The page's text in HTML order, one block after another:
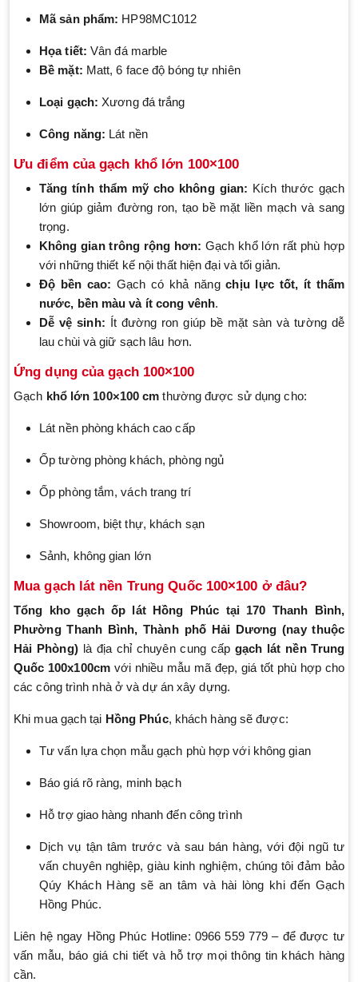
Mã sản phẩm: HP98MC1012
Họa tiết: Vân đá marble
Bề mặt: Matt, 6 face độ bóng tự nhiên
Loại gạch: Xương đá trắng
Công năng: Lát nền
Ưu điểm của gạch khổ lớn 100×100
Tăng tính thẩm mỹ cho không gian: Kích thước gạch
lớn giúp giảm đường ron, tạo bề mặt liền mạch và sang
trọng.
Không gian trông rộng hơn:Gạch khổ lớn rất phù hợp
với những thiết kế nội thất hiện đại và tối giản.
Độ bền cao:Gạch có khả năngchịu lực tốt, ít thấm
nước, bền màu và ít cong vênh.
Dễ vệ sinh: Ít đường ron giúp bề mặt sàn và tường dễ
lau chùi và giữ sạch lâu hơn.
Ứng dụng của gạch 100×100
Gạch khổ lớn 100×100 cm thường được sử dụng cho:
Lát nền phòng khách cao cấp
Ốp tường phòng khách, phòng ngủ
Ốp phòng tắm, vách trang trí
Showroom, biệt thự, khách sạn
Sảnh, không gian lớn
Mua gạch lát nền Trung Quốc 100×100 ở đâu?
Tổng kho gạch ốp lát Hồng Phúc tại 170 Thanh Bình,
Phường Thanh Bình, Thành phố Hải Dương (nay thuộc
Hải Phòng) là địa chỉ chuyên cung cấp gạch lát nền Trung
Quốc 100x100cmvới nhiều mẫu mã đẹp, giá tốt phù hợp cho
các công trình nhà ở và dự án xây dựng.
Khi mua gạch tại Hồng Phúc, khách hàng sẽ được:
Tư vấn lựa chọn mẫu gạch phù hợp với không gian
Báo giá rõ ràng, minh bạch
Hỗ trợ giao hàng nhanh đến công trình
Dịch vụ tận tâm trước và sau bán hàng, với đội ngũ tư
vấn chuyên nghiệp, giàu kinh nghiệm, chúng tôi đảm bảo
Qúy Khách Hàng sẽ an tâm và hài lòng khi đến Gạch
Hồng Phúc.
Liên hệ ngay Hồng Phúc Hotline: 0966 559 779 – để được tư
vấn mẫu, báo giá chi tiết và hỗ trợ mọi thông tin khách hàng
cần.